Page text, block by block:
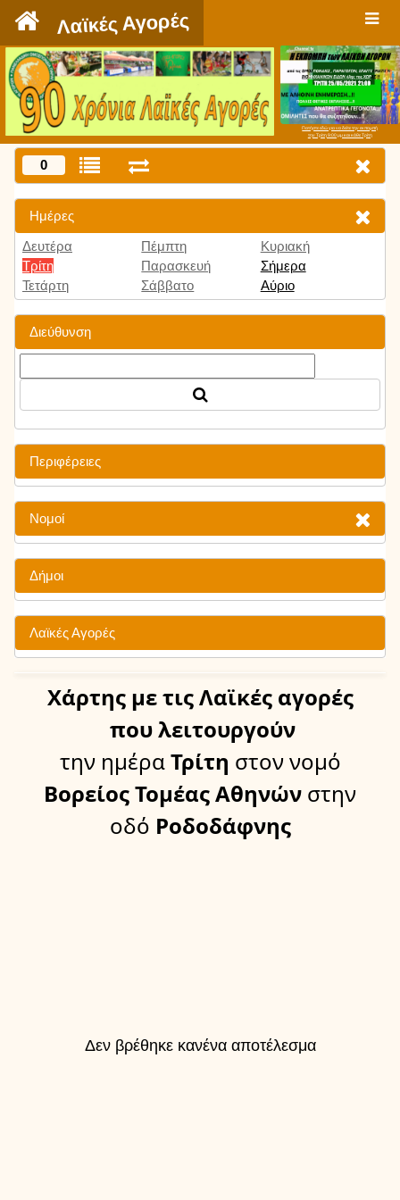
Λαϊκές Αγορές
Πατήστε εδώ για να δείτε την εκπομπή
την Τρίτη 9:00 μμ και κάθε Τρίτη
0
Ημέρες
Δευτέρα
Τρίτη
Τετάρτη
Πέμπτη
Παρασκευή
Σάββατο
Κυριακή
Σήμερα
Αύριο
Διεύθυνση
Περιφέρειες
Νομοί
Δήμοι
Λαϊκές Αγορές
Χάρτης με τις Λαϊκές αγορές
που λειτουργούν
την ημέραΤρίτη στον νομό
Βορείος Τομέας Αθηνών στην
οδό Ροδοδάφνης
Δεν βρέθηκε κανένα αποτέλεσμα